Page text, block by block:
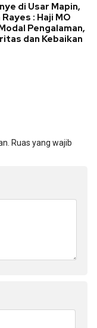
di Usar Mapin,
: Haji MO
Pengalaman,
dan Kebaikan
Ruas yang wajib